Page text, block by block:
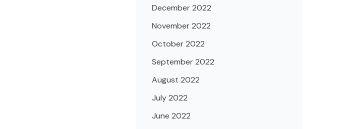
December 2022
November 2022
October 2022
September 2022
August 2022
July 2022
June 2022